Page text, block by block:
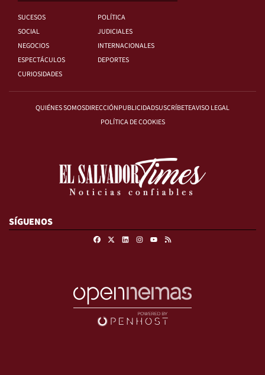
SUCESOS
POLÍTICA
SOCIAL
JUDICIALES
NEGOCIOS
INTERNACIONALES
ESPECTÁCULOS
DEPORTES
CURIOSIDADES
QUIÉNES SOMOSDIRECCIÓNPUBLICIDADSUSCRÍBETEAVISO LEGAL
POLÍTICA DE COOKIES
SÍGUENOS
FacebookLinkedinInstagram